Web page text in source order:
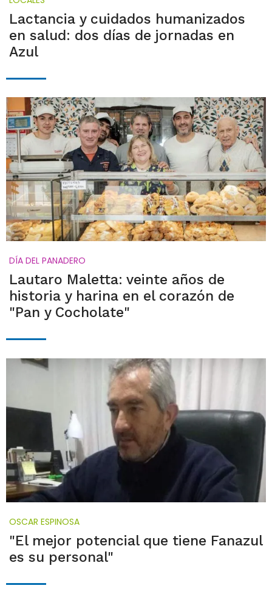
Lactancia y cuidados humanizados
en salud: dos días de jornadas en
Azul
DÍA DEL PANADERO
Lautaro Maletta: veinte años de
historia y harina en el corazón de
"Pan y Cocholate"
OSCAR ESPINOSA
"El mejor potencial que tiene Fanazul
es su personal"